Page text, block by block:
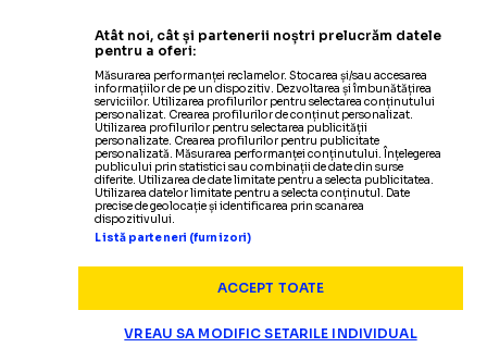
ȘICANELE GRECILOR
jurnaliștii și suporteriiromânila meciul cu PAOK de
la Salonic
EUROPA LEAGUE 25.08.2024
ÎN DERIVĂ LASK Linz, o nouăînfrângereîn
campionat înaintea duelului decisiv cu FCSB din
Europa League
ARHIVA FOTBAL 25.08.2011
FINALDinamo-Vorskla Poltava
/ Dezamagitor
ARHIVA FOTBAL
UEFA publica ierarhia cluburilor si
tarilor/ Romania, locul 24 in
actualul sezon
ARHIVA FOTBAL 25.02.2011
Liga 1 profita de esecul Elvetiei:
Romania, doua echipe in
Champions League si in sezonul
2012-2013
Atât noi, cât și partenerii noștri prelucrăm datele
pentru a oferi:
Măsurarea performanței reclamelor. Stocarea și/sau accesarea
informațiilor de pe un dispozitiv. Dezvoltarea și îmbunătățirea
serviciilor. Utilizarea profilurilor pentru selectarea conținutului
personalizat. Crearea profilurilor de conținut personalizat.
Utilizarea profilurilor pentru selectarea publicității
personalizate. Crearea profilurilor pentru publicitate
personalizată. Măsurarea performanței conținutului. Înțelegerea
publicului prin statistici sau combinații de date din surse
diferite. Utilizarea de date limitate pentru a selecta publicitatea.
Utilizarea datelor limitate pentru a selecta conținutul. Date
precise de geolocație și identificarea prin scanarea
dispozitivului.
Listă parteneri (furnizori)
ACCEPT TOATE
VREAU SA MODIFIC SETARILE INDIVIDUAL